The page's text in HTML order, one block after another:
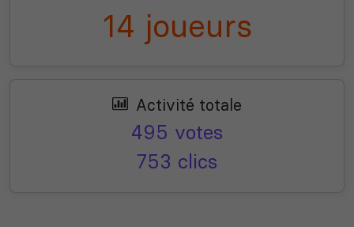
14 joueurs
Activité totale
495 votes
753 clics